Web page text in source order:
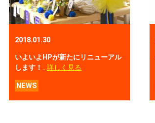
2018.01.30
いよいよHPが新たにリニューアル
します！ …詳しく見る
NEWS